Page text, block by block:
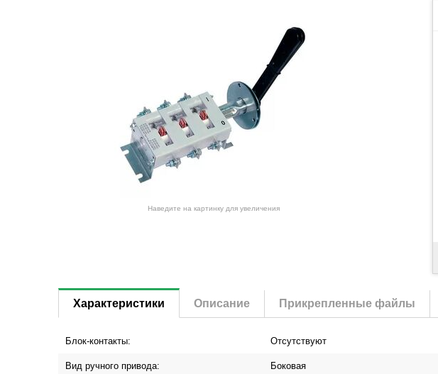
Наведите на картинку для увеличения
Характеристики Описание Прикрепленные файлы
Блок-контакты: Отсутствуют
Вид ручного привода: Боковая